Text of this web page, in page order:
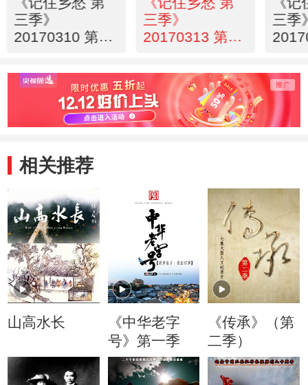
三季》
20170310 第四
——岭南侨乡
崇文尚义
三季》
20170313 第四
——循祖训 奉
义行
三季
——
桑梓
相关推荐
山高水长
《中华老字
号》第一季
《传承》（第
二季）